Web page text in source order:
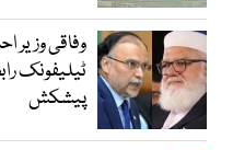
وفاقی وزیر
ٹیلیفونک
پیشکش